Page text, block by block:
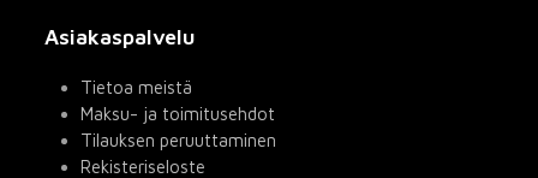
Asiakaspalvelu
Tietoa meistä
Maksu- ja toimitusehdot
Tilauksen peruuttaminen
Rekisteriseloste